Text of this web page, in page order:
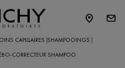
CAPILLAIRES SHAMPOOINGS
CORRECTEUR SHAMPOO